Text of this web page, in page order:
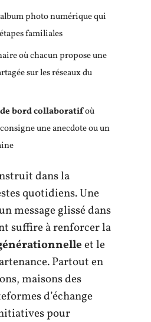
photo numérique qui
familiales
où chacun propose une
sur les réseaux du
bord collaboratifoù
une anecdote ou un
dans la
quotidiens. Une
message glissé dans
suffire à renforcer la
et le
Partout en
maisons des
d’échange
pour